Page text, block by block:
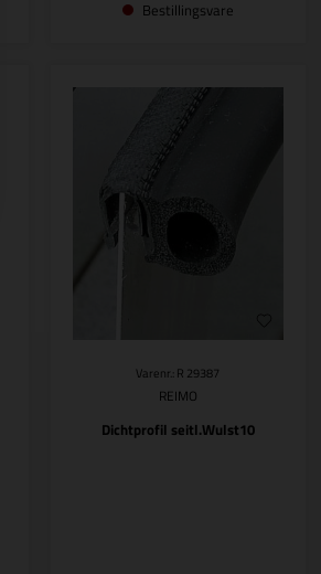
Bestillingsvare
Varenr.: R 29387
REIMO
Dichtprofil seitl.Wulst10